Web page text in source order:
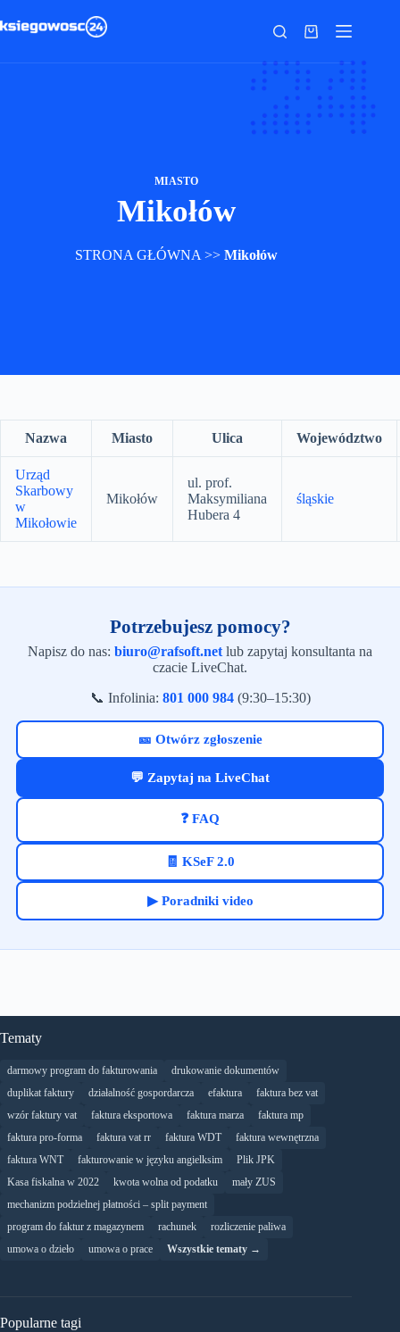
do
Koszyk
MIASTO
Mikołów
STRONA GŁÓWNA >> Mikołów
Nazwa Miasto Ulica Województwo
Urząd
Skarbowy
w
Mikołowie
Mikołów
ul. prof.
Maksymiliana
Hubera 4
śląskie
Potrzebujesz pomocy?
Napisz do nas: biuro@rafsoft.net lub zapytaj konsultanta na
czacie LiveChat.
📞 Infolinia: 801 000 984(9:30–15:30)
🎫 Otwórz zgłoszenie
💬 Zapytaj na LiveChat
❓ FAQ
🧾 KSeF 2.0
▶ Poradniki video
Tematy
darmowy program do fakturowania
drukowanie dokumentów
duplikat faktury
działalność gospordarcza efaktura
faktura bez vat
wzór faktury vat
faktura eksportowa faktura marza
faktura mp
faktura pro-forma
faktura vat rr faktura WDT
faktura wewnętrzna
faktura WNT
fakturowanie w języku angielksim
Plik JPK
Kasa fiskalna w 2022
kwota wolna od podatku
mały ZUS
mechanizm podzielnej płatności – split payment
program do faktur z magazynem
rachunek
rozliczenie paliwa
umowa o dzieło
umowa o prace Wszystkie tematy →
Popularne tagi